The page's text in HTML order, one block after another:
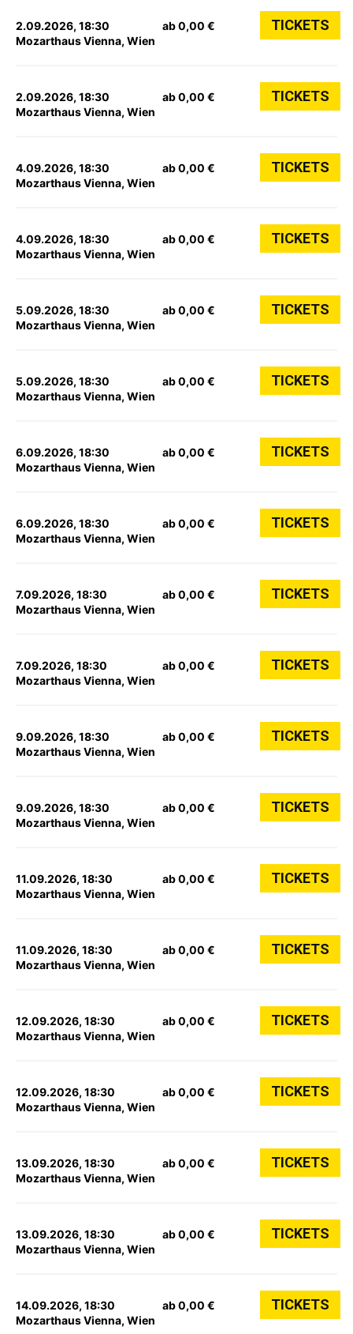
2.09.2026, 18:30
Mozarthaus Vienna, Wien
ab 0,00 € TICKETS
2.09.2026, 18:30
Mozarthaus Vienna, Wien
ab 0,00 € TICKETS
4.09.2026, 18:30
Mozarthaus Vienna, Wien
ab 0,00 € TICKETS
4.09.2026, 18:30
Mozarthaus Vienna, Wien
ab 0,00 € TICKETS
5.09.2026, 18:30
Mozarthaus Vienna, Wien
ab 0,00 € TICKETS
5.09.2026, 18:30
Mozarthaus Vienna, Wien
ab 0,00 € TICKETS
6.09.2026, 18:30
Mozarthaus Vienna, Wien
ab 0,00 € TICKETS
6.09.2026, 18:30
Mozarthaus Vienna, Wien
ab 0,00 € TICKETS
7.09.2026, 18:30
Mozarthaus Vienna, Wien
ab 0,00 € TICKETS
7.09.2026, 18:30
Mozarthaus Vienna, Wien
ab 0,00 € TICKETS
9.09.2026, 18:30
Mozarthaus Vienna, Wien
ab 0,00 € TICKETS
9.09.2026, 18:30
Mozarthaus Vienna, Wien
ab 0,00 € TICKETS
11.09.2026, 18:30
Mozarthaus Vienna, Wien
ab 0,00 € TICKETS
11.09.2026, 18:30
Mozarthaus Vienna, Wien
ab 0,00 € TICKETS
12.09.2026, 18:30
Mozarthaus Vienna, Wien
ab 0,00 € TICKETS
12.09.2026, 18:30
Mozarthaus Vienna, Wien
ab 0,00 € TICKETS
13.09.2026, 18:30
Mozarthaus Vienna, Wien
ab 0,00 € TICKETS
13.09.2026, 18:30
Mozarthaus Vienna, Wien
ab 0,00 € TICKETS
14.09.2026, 18:30
Mozarthaus Vienna, Wien
ab 0,00 € TICKETS